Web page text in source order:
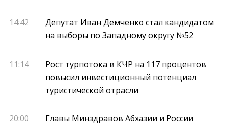
14:42
Депутат Иван Демченко стал кандидатом
на выборы по Западному округу №52
11:14
Рост турпотока в КЧР на 117 процентов
повысил инвестиционный потенциал
туристической отрасли
20:00
Главы Минздравов Абхазии и России